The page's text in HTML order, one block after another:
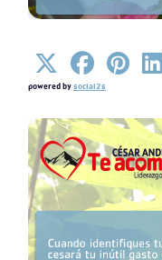
powered bysocial2s